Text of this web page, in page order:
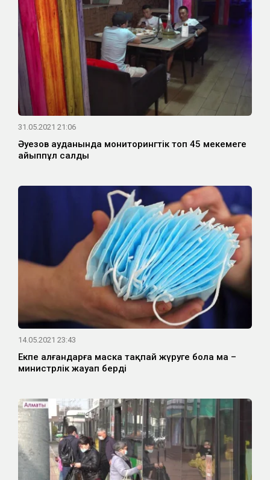
31.05.2021 21:06
Әуезов ауданында мониторингтік топ 45 мекемеге
айыппұл салды
14.05.2021 23:43
Екпе алғандарға маска тақпай жүруге бола ма –
министрлік жауап берді